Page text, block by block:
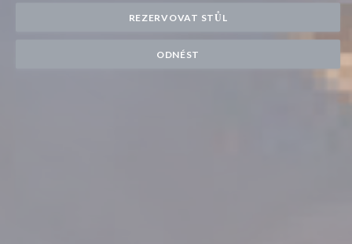
REZERVOVAT STŮL
ODNÉST